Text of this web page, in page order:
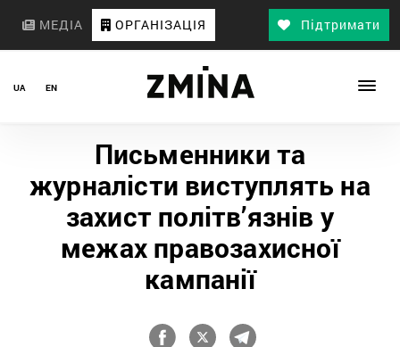
МЕДІА ОРГАНІЗАЦІЯ Підтримати
UA EN
Письменники та
журналісти виступлять на
захист політв’язнів у
межах правозахисної
кампанії